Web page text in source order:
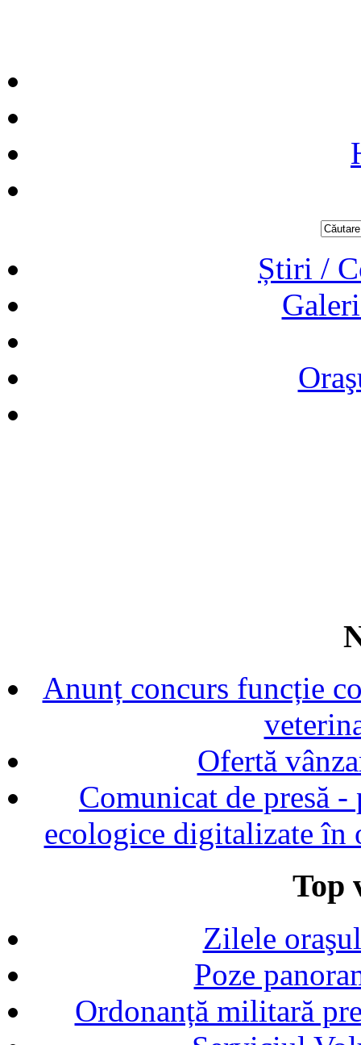
Știri /
Anunț concurs funcție
Ofertă
Comunicat de presă
ecologice digitalizate în
Top
Zilele
Poze
Ordonanță militară